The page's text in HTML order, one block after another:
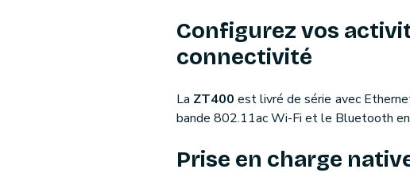
Configurez vos
connectivité
La ZT400 est livré de série avec
bande 802.11ac Wi-Fi et le Bluetooth
Prise en charge